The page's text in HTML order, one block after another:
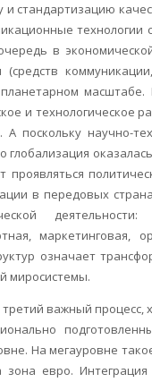
и стандартизацию
технологии
в
(средств
масштабе.
и технологическое
А по­скольку научно-
глобализация
проявляться
в передовых
маркетин­говая,
означает
миросистемы.
важный процесс,
На мегауровне
зона евро.